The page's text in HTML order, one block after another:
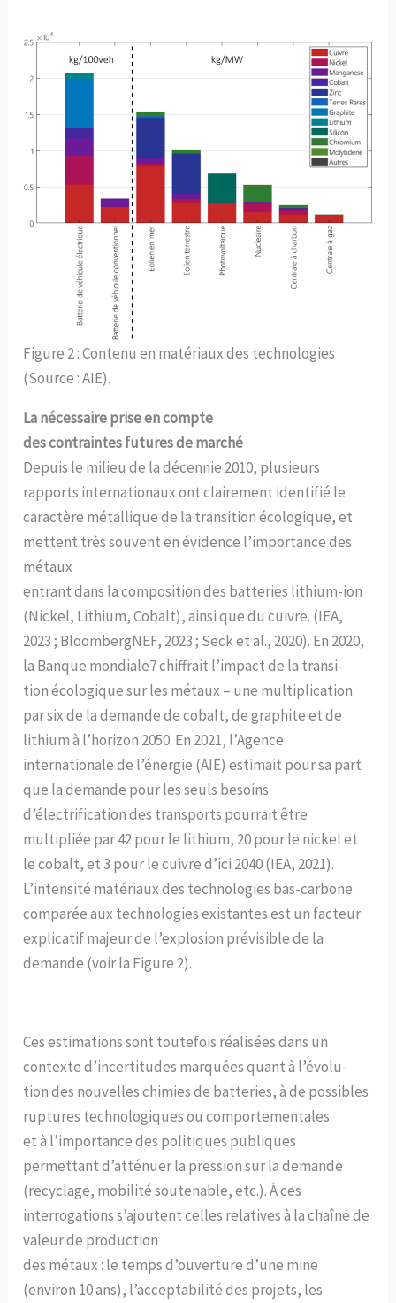
Figure 2 : Contenu en matériaux des technologies
(Source : AIE).
La nécessaire prise en compte
des contraintes futures de marché
Depuis le milieu de la décennie 2010, plusieurs
rapports internationaux ont clairement identifié le
caractère métallique de la transition écologique, et
mettent très souvent en évidence l’importance des
métaux
entrant dans la composition des batteries lithium-ion
(Nickel, Lithium, Cobalt), ainsi que du cuivre. (IEA,
2023 ; BloombergNEF, 2023 ; Seck et al., 2020). En 2020,
la Banque mondiale7 chiffrait l’impact de la transi-
tion écologique sur les métaux – une multiplication
par six de la demande de cobalt, de graphite et de
lithium à l’horizon 2050. En 2021, l’Agence
internationale de l’énergie (AIE) estimait pour sa part
que la demande pour les seuls besoins
d’électrification des transports pourrait être
multipliée par 42 pour le lithium, 20 pour le nickel et
le cobalt, et 3 pour le cuivre d’ici 2040 (IEA, 2021).
L’intensité matériaux des technologies bas-carbone
comparée aux technologies existantes est un facteur
explicatif majeur de l’explosion prévisible de la
demande (voir la Figure 2).
Ces estimations sont toutefois réalisées dans un
contexte d’incertitudes marquées quant à l’évolu-
tion des nouvelles chimies de batteries, à de possibles
ruptures technologiques ou comportementales
et à l’importance des politiques publiques
permettant d’atténuer la pression sur la demande
(recyclage, mobilité soutenable, etc.). À ces
interrogations s’ajoutent celles relatives à la chaîne de
valeur de production
des métaux : le temps d’ouverture d’une mine
(environ 10 ans), l’acceptabilité des projets, les